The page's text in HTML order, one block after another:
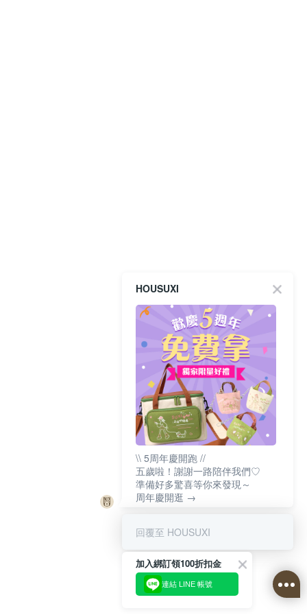
HOUSUXI
\\ 5周年慶開跑 //
五歲啦！謝謝一路陪伴我們♡
準備好多驚喜等你來發現～
周年慶開逛 →
回覆至 HOUSUXI
加入綁訂領100折扣金
連結 LINE 帳號